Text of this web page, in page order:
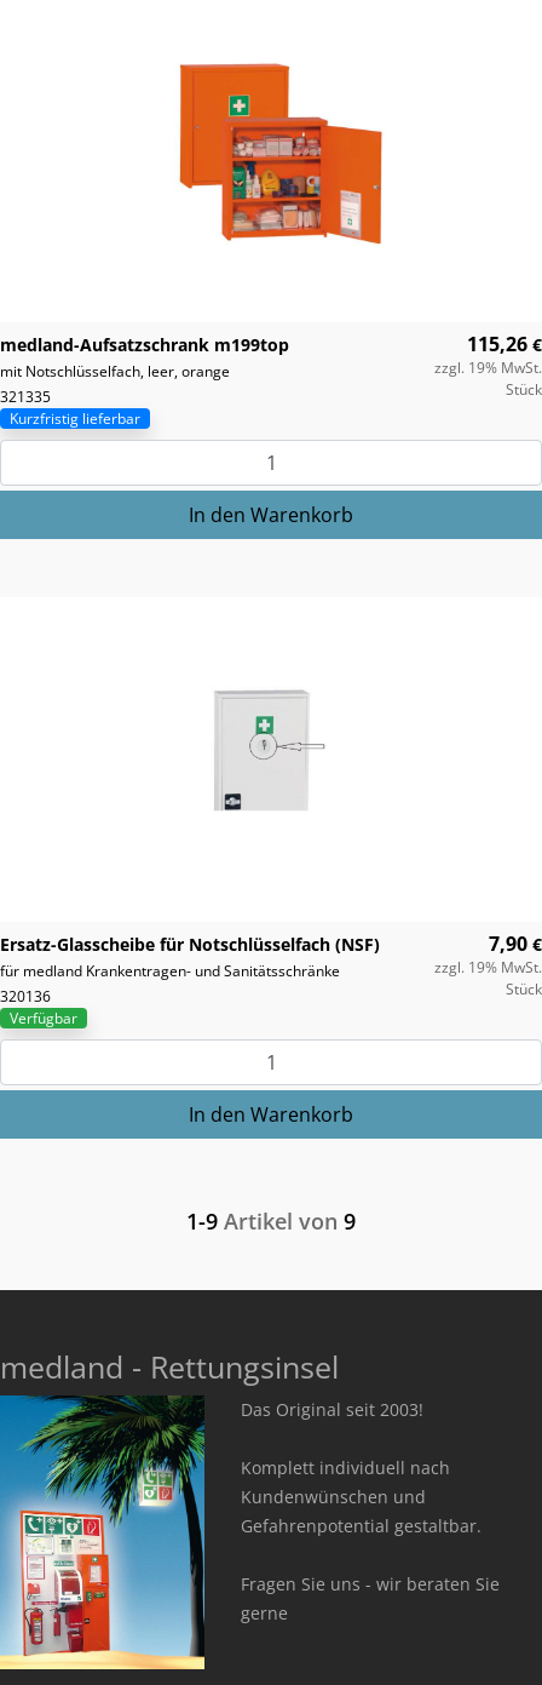
medland-Aufsatzschrank m199top
mit Notschlüsselfach, leer, orange
321335
115,26 €
zzgl. 19% MwSt.
Stück
Kurzfristig lieferbar
Ersatz-Glasscheibe für Notschlüsselfach (NSF)
für medland Krankentragen- und Sanitätsschränke
320136
7,90 €
zzgl. 19% MwSt.
Stück
Verfügbar
1-9 Artikel von 9
medland - Rettungsinsel
Das Original seit 2003!
Komplett individuell nach
Kundenwünschen und
Gefahrenpotential gestaltbar.
Fragen Sie uns - wir beraten Sie
gerne